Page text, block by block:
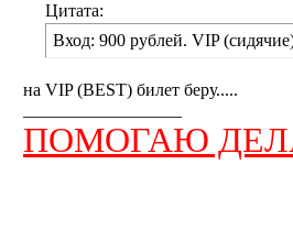
Цитата:
Вход: 900 рублей. VIP
на VIP (BEST) билет беру.....
ПОМОГАЮ